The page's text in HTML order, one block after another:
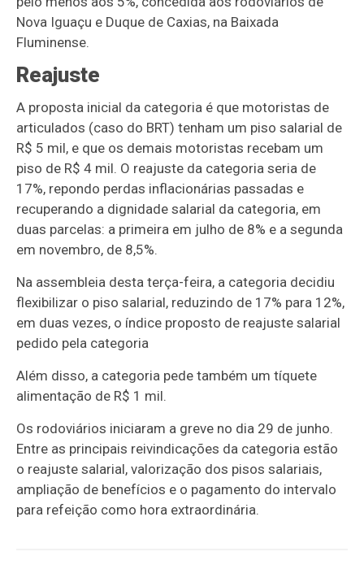
Nova Iguaçu e Duque de Caxias, na Baixada
Fluminense.
Reajuste
A proposta inicial da categoria é que motoristas de
articulados (caso do BRT) tenham um piso salarial de
R$ 5 mil, e que os demais motoristas recebam um
piso de R$ 4 mil. O reajuste da categoria seria de
17%, repondo perdas inflacionárias passadas e
recuperando a dignidade salarial da categoria, em
duas parcelas: a primeira em julho de 8% e a segunda
em novembro, de 8,5%.
Na assembleia desta terça-feira, a categoria decidiu
flexibilizar o piso salarial, reduzindo de 17% para 12%,
em duas vezes, o índice proposto de reajuste salarial
pedido pela categoria
Além disso, a categoria pede também um tíquete
alimentação de R$ 1 mil.
Os rodoviários iniciaram a greve no dia 29 de junho.
Entre as principais reivindicações da categoria estão
o reajuste salarial, valorização dos pisos salariais,
ampliação de benefícios e o pagamento do intervalo
para refeição como hora extraordinária.